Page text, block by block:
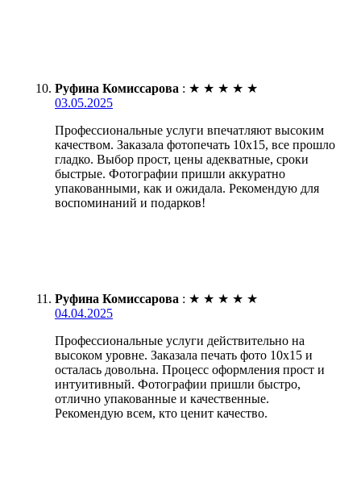
Руфина Комиссарова : ★ ★ ★ ★ ★
03.05.2025
Профессиональные услуги впечатляют высоким
качеством. Заказала фотопечать 10х15, все прошло
гладко. Выбор прост, цены адекватные, сроки
быстрые. Фотографии пришли аккуратно
упакованными, как и ожидала. Рекомендую для
воспоминаний и подарков!
Руфина Комиссарова : ★ ★ ★ ★ ★
04.04.2025
Профессиональные услуги действительно на
высоком уровне. Заказала печать фото 10х15 и
осталась довольна. Процесс оформления прост и
интуитивный. Фотографии пришли быстро,
отлично упакованные и качественные.
Рекомендую всем, кто ценит качество.